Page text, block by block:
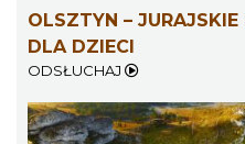
OLSZTYN –
DLA DZIECI
ODSŁUCHAJ